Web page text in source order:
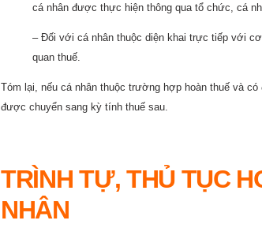
cá nhân được thực hiện thông qua tổ chức, cá
– Đối với cá nhân thuộc diện khai trực tiếp với
quan thuế.
Tóm lại, nếu cá nhân thuộc trường hợp hoàn thuế và
được chuyển sang kỳ tính thuế sau.
TRÌNH TỰ, THỦ TỤC
NHÂN